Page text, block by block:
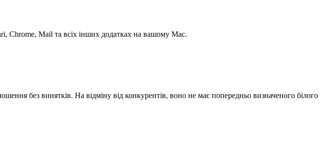
Chrome, Mail та всіх інших додатках на вашому Mac.
без винятків. На відміну від конкурентів, воно не має попередньо визначеного білого